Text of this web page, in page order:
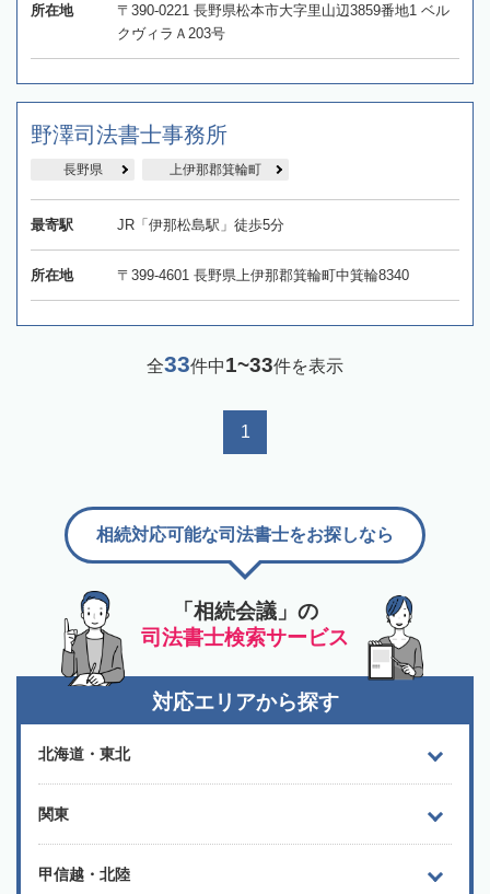
所在地
〒390-0221 長野県松本市大字里山辺3859番地1 ベル
クヴィラＡ203号
野澤司法書士事務所
長野県 上伊那郡箕輪町
最寄駅 JR「伊那松島駅」徒歩5分
所在地 〒399-4601 長野県上伊那郡箕輪町中箕輪8340
全33件中1~33件を表示
1
「相続会議」の
司法書士検索サービス
相続対応可能な司法書士をお探しなら
対応エリアから探す
北海道・東北
関東
甲信越・北陸